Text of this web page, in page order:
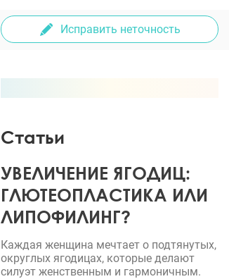
Исправить неточность
Статьи
УВЕЛИЧЕНИЕ ЯГОДИЦ:
ГЛЮТЕОПЛАСТИКА ИЛИ
ЛИПОФИЛИНГ?
Каждая женщина мечтает о подтянутых,
округлых ягодицах, которые делают
силуэт женственным и гармоничным.